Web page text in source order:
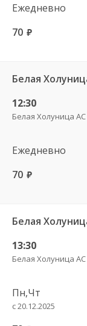
Ежедневно
70 руб.
Белая
12:30
Белая Холуница АС
Ежедневно
70 руб.
Белая
13:30
Белая Холуница АС
Пн,Чт
с 20.12.2025